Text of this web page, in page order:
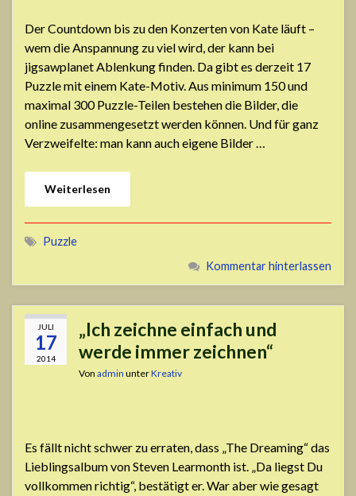
Der Countdown bis zu den Konzerten von Kate läuft –
wem die Anspannung zu viel wird, der kann bei
jigsawplanet Ablenkung finden. Da gibt es derzeit 17
Puzzle mit einem Kate-Motiv. Aus minimum 150 und
maximal 300 Puzzle-Teilen bestehen die Bilder, die
online zusammengesetzt werden können. Und für ganz
Verzweifelte: man kann auch eigene Bilder …
Weiterlesen
Puzzle
Kommentar hinterlassen
JULI
17
2014
„Ich zeichne einfach und
werde immer zeichnen“
Von admin unterKreativ
Es fällt nicht schwer zu erraten, dass „The Dreaming“ das
Lieblingsalbum von Steven Learmonth ist. „Da liegst Du
vollkommen richtig“, bestätigt er. War aber wie gesagt